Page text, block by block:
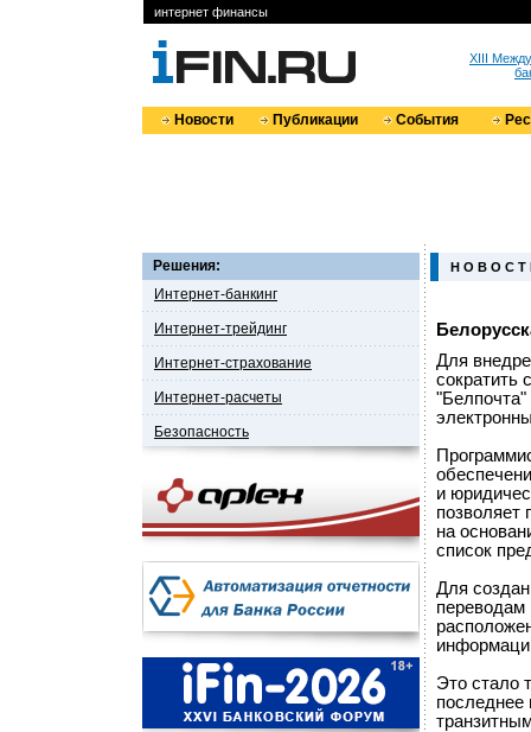
интернет финансы
XIII
Новости Публикации События
Решения:
Интернет-банкинг
Интернет-трейдинг
Интернет-страхование
Интернет-расчеты
Безопасность
Н О В О С Т
Для
сократить
"Белпочта"
и
позволяет
на
список
Для
переводам
Это стало
последнее